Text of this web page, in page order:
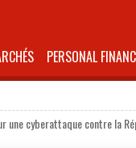
PERSONAL
une cyberattaque contre la